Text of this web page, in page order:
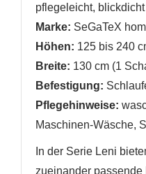
pflegeleicht, blickdicht
Marke: SeGaTeX
Höhen: 125 bis 240
Breite: 130 cm (1
Befestigung:
Pflegehinweise:
Maschinen-Wäsche,
In der Serie Leni
zueinander passende